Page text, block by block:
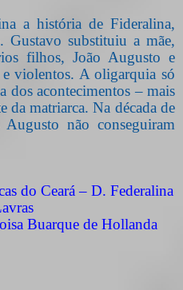
a história de Fideralina,
Gustavo substituiu a mãe,
filhos, João Augusto e
violentos. A oligarquia só
dos acontecimentos – mais
da matriarca. Na década de
não conseguiram
do Ceará – D. Federalina
Buarque de Hollanda